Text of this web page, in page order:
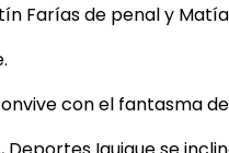
Farías de penal y
con el fantasma de